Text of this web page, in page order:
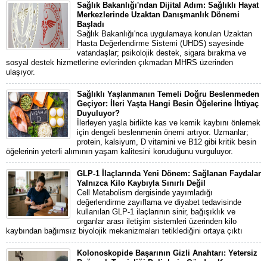
Sağlık Bakanlığı'ndan Dijital Adım: Sağlıklı Hayat
Merkezlerinde Uzaktan Danışmanlık Dönemi
Başladı
Sağlık Bakanlığı'nca uygulamaya konulan Uzaktan
Hasta Değerlendirme Sistemi (UHDS) sayesinde
vatandaşlar; psikolojik destek, sigara bırakma ve
sosyal destek hizmetlerine evlerinden çıkmadan MHRS üzerinden
ulaşıyor.
Sağlıklı Yaşlanmanın Temeli Doğru Beslenmeden
Geçiyor: İleri Yaşta Hangi Besin Öğelerine İhtiyaç
Duyuluyor?
İlerleyen yaşla birlikte kas ve kemik kaybını önlemek
için dengeli beslenmenin önemi artıyor. Uzmanlar;
protein, kalsiyum, D vitamini ve B12 gibi kritik besin
öğelerinin yeterli alımının yaşam kalitesini koruduğunu vurguluyor.
GLP-1 İlaçlarında Yeni Dönem: Sağlanan Faydalar
Yalnızca Kilo Kaybıyla Sınırlı Değil
Cell Metabolism dergisinde yayımladığı
değerlendirme zayıflama ve diyabet tedavisinde
kullanılan GLP-1 ilaçlarının sinir, bağışıklık ve
organlar arası iletişim sistemleri üzerinden kilo
kaybından bağımsız biyolojik mekanizmaları tetiklediğini ortaya çıktı
Kolonoskopide Başarının Gizli Anahtarı: Yetersiz